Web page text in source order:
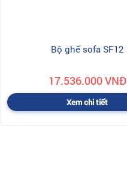
Bộ ghế sofa SF12
17.536.000 VNĐ
Xem chi tiết